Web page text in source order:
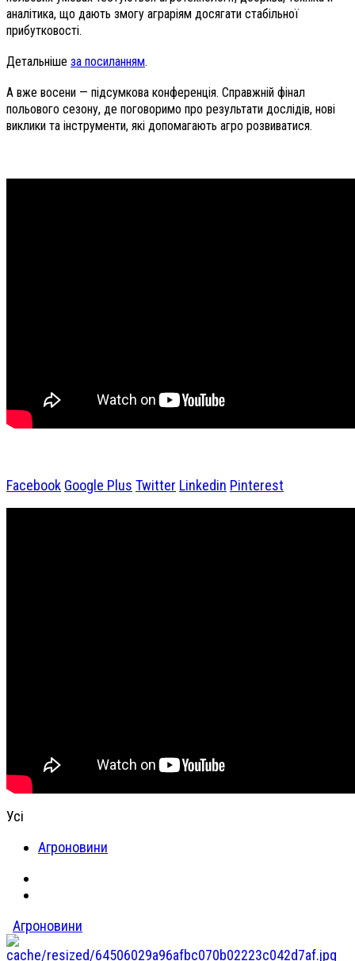
аналітика, що дають змогу аграріям досягати стабільної
прибутковості.
Детальніше за посиланням.
А вже восени — підсумкова конференція. Справжній фінал
польового сезону, де поговоримо про результати дослідів, нові
виклики та інструменти, які допомагають агро розвиватися.
Facebook Google Plus Twitter Linkedin Pinterest
Усі
Агроновини
Агроновини